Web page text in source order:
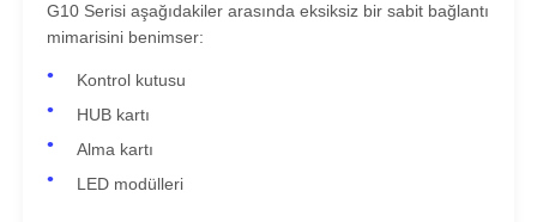
Cob LED video duvarı
G10 Serisi aşağıdakiler arasında eksiksiz bir sabit bağlantı
mimarisini benimser:
Kontrol kutusu
HUB kartı
Alma kartı
LED modülleri